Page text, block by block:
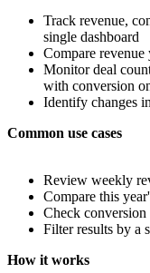
Track revenue,
single dashboard
Compare revenue
Monitor deal
with conversion
Identify changes
Common use cases
Review weekly
Compare this
Check conversion
Filter results by a
How it works